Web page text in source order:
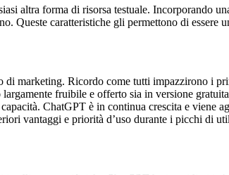
altra forma di risorsa testuale. Incorporando
Queste caratteristiche gli permettono di
marketing. Ricordo come tutti impazzirono i
fruibile e offerto sia in versione
ChatGPT è in continua crescita e viene
vantaggi e priorità d’uso durante i picchi di